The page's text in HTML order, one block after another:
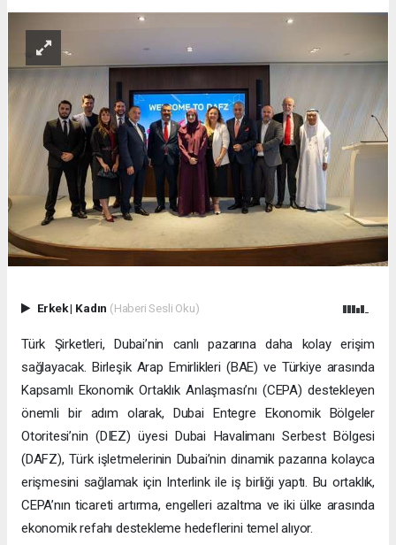
Erkek| Kadın (Haberi Sesli Oku)
Türk Şirketleri, Dubai’nin canlı pazarına daha kolay erişim
sağlayacak. Birleşik Arap Emirlikleri (BAE) ve Türkiye arasında
Kapsamlı Ekonomik Ortaklık Anlaşması’nı (CEPA) destekleyen
önemli bir adım olarak, Dubai Entegre Ekonomik Bölgeler
Otoritesi’nin (DIEZ) üyesi Dubai Havalimanı Serbest Bölgesi
(DAFZ), Türk işletmelerinin Dubai’nin dinamik pazarına kolayca
erişmesini sağlamak için Interlink ile iş birliği yaptı. Bu ortaklık,
CEPA’nın ticareti artırma, engelleri azaltma ve iki ülke arasında
ekonomik refahı destekleme hedeflerini temel alıyor.